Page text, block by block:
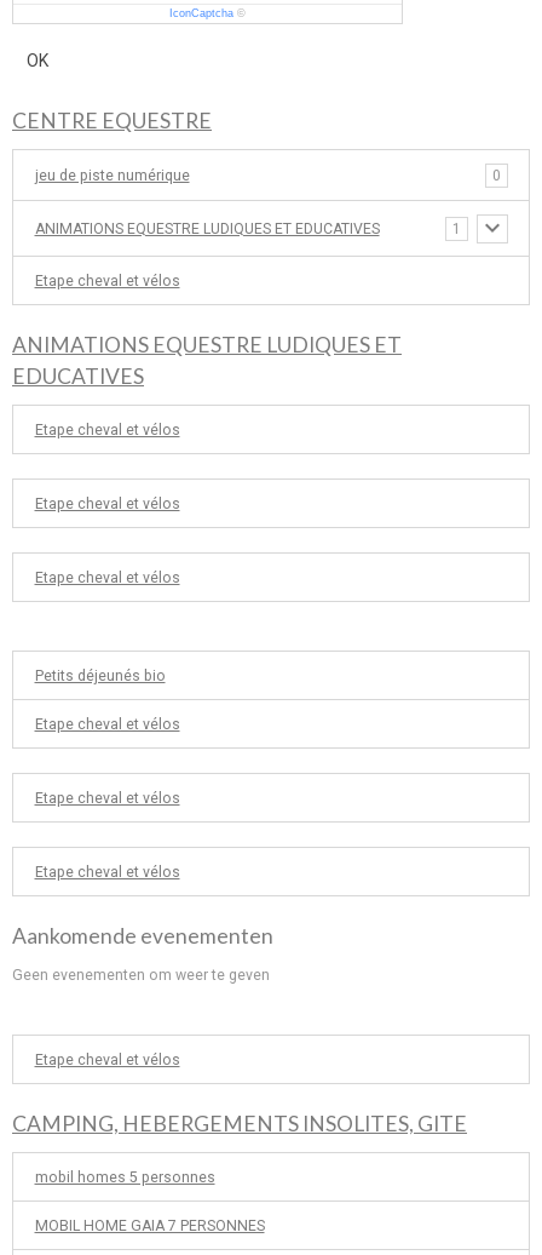
IconCaptcha ©
OK
CENTRE EQUESTRE
jeu de piste numérique 0
ANIMATIONS EQUESTRE LUDIQUES ET EDUCATIVES 1
Etape cheval et vélos
ANIMATIONS EQUESTRE LUDIQUES ET
EDUCATIVES
Etape cheval et vélos
Etape cheval et vélos
Etape cheval et vélos
Petits déjeunés bio
Etape cheval et vélos
Etape cheval et vélos
Etape cheval et vélos
Aankomende evenementen
Geen evenementen om weer te geven
Etape cheval et vélos
CAMPING, HEBERGEMENTS INSOLITES, GITE
mobil homes 5 personnes
MOBIL HOME GAIA 7 PERSONNES